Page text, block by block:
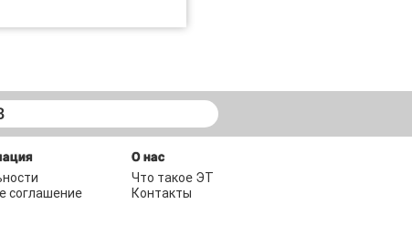
соглашение
О нас
Что такое ЭТ
Контакты